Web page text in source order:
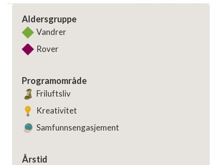
Aldersgruppe
Vandrer
Rover
Programområde
Friluftsliv
Kreativitet
Samfunnsengasjement
Årstid